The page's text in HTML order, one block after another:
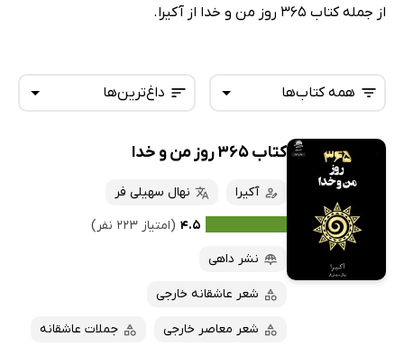
از جمله کتاب 365 روز من و خدا از آکیرا.
داغ‌ترین‌ها
تازه‌ها
داغ‌ترین‌ها
پرفروش‌ها
ارزان ترین‌ها
همه کتاب‌ها
همه کتاب‌ها
کتاب‌های صوتی
کتاب‌های متنی
کتاب 365 روز من و خدا
آکیرا
نهال سهیلی فر
۴.۵ (امتیاز ۲۲۳ نفر)
نشر داهی
شعر عاشقانه خارجی
شعر معاصر خارجی جملات عاشقانه